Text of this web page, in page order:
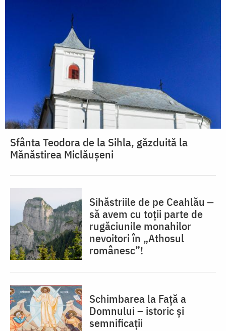
Sfânta Teodora de la Sihla, găzduită la
Mănăstirea Miclăușeni
Sihăstriile de pe Ceahlău ‒
să avem cu toții parte de
rugăciunile monahilor
nevoitori în „Athosul
românesc”!
Schimbarea la Față a
Domnului – istoric și
semnificații